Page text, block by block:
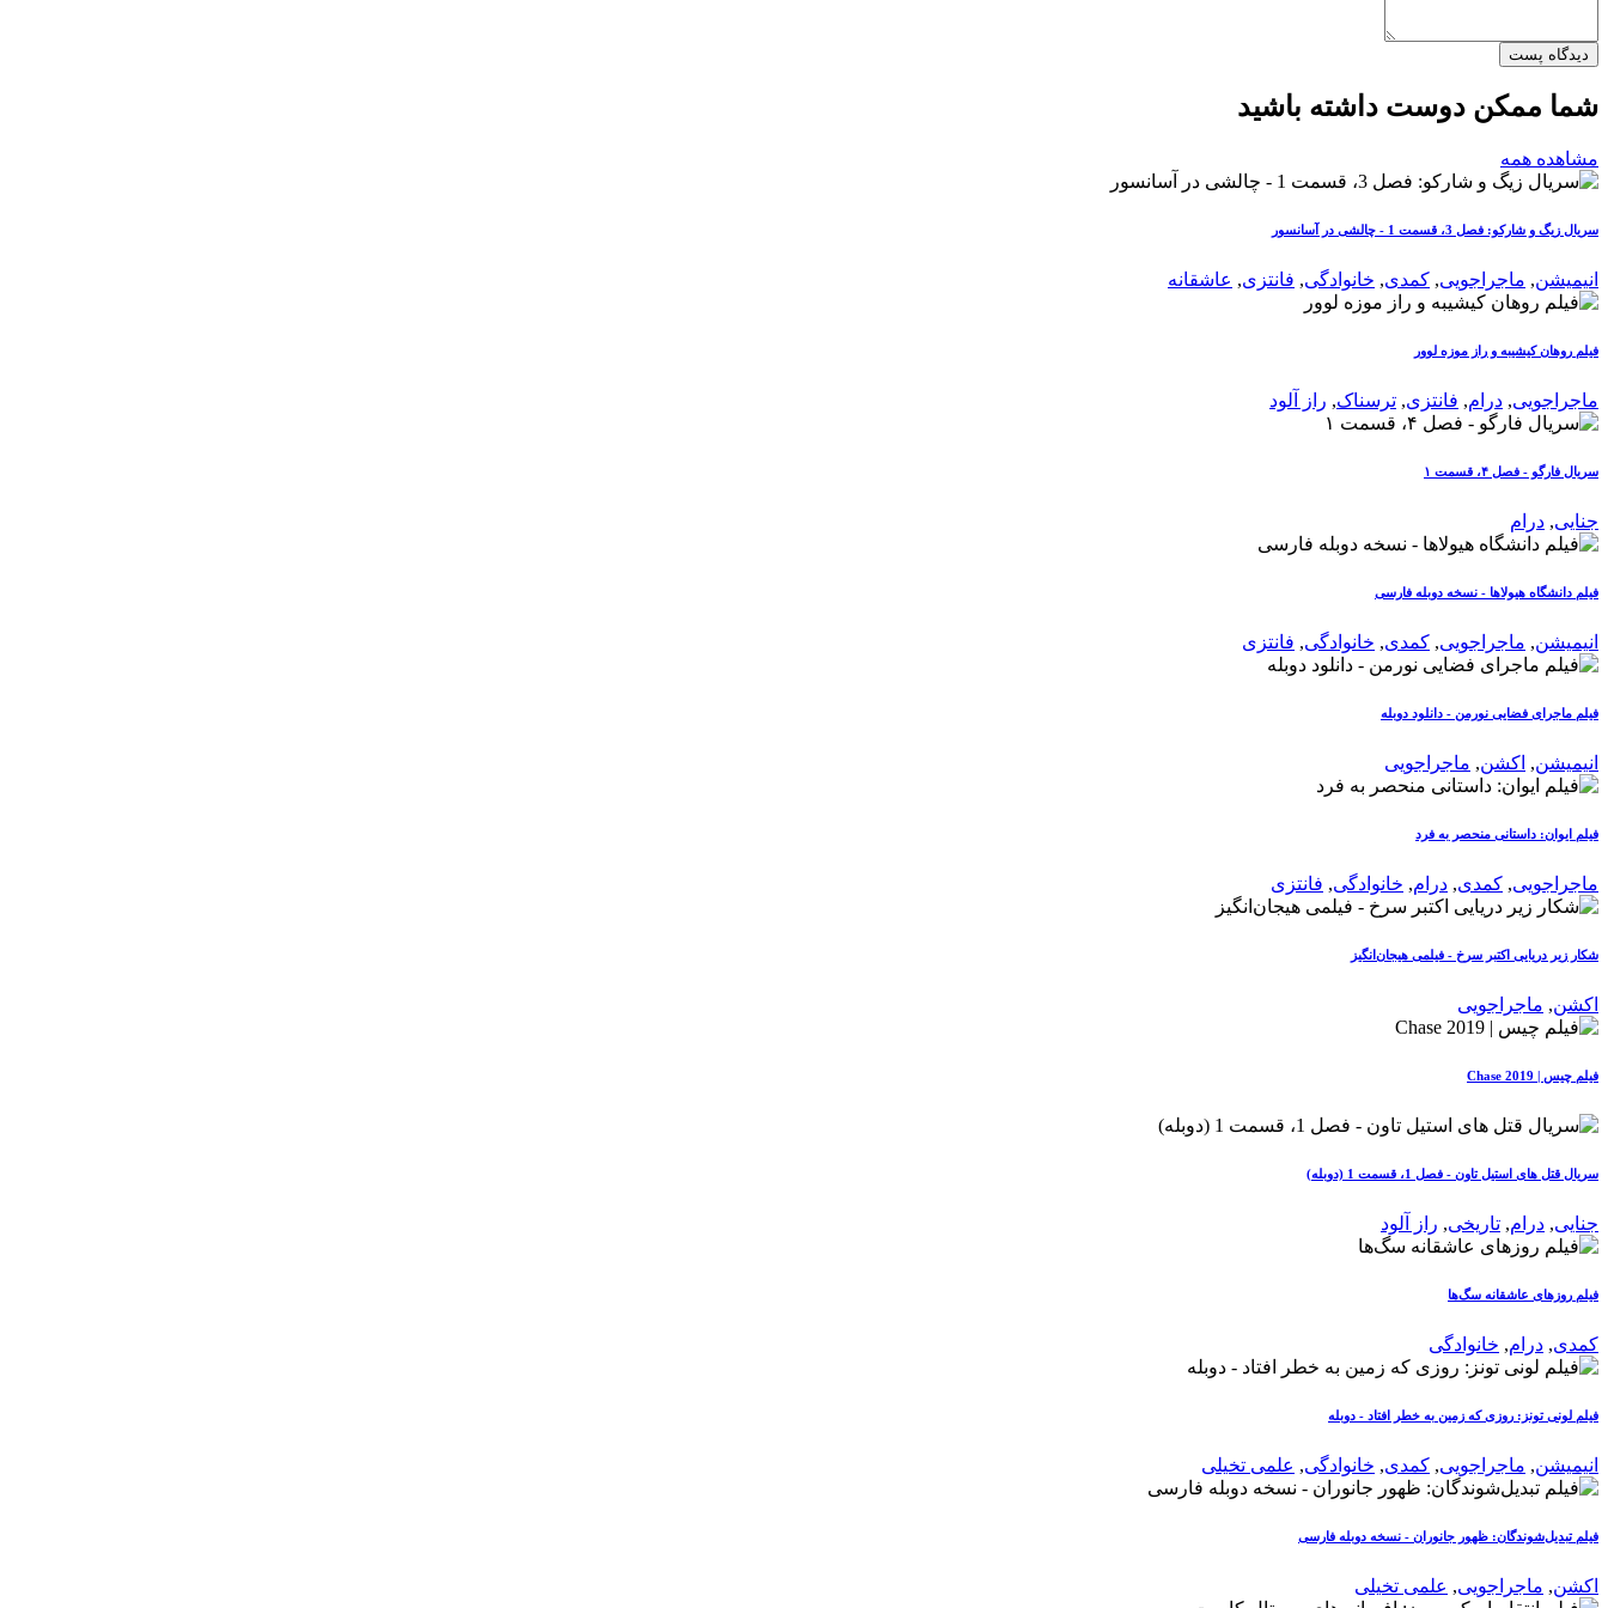
دیدگاه پست
شما ممکن دوست داشته باشید
مشاهده همه
سریال زیگ و شارکو: فصل 3، قسمت 1 - چالشی در آسانسور
انیمیشن, ماجراجویی, کمدی, خانوادگی, فانتزی, عاشقانه
فیلم روهان کیشیبه و راز موزه لوور
ماجراجویی, درام, فانتزی, ترسناک, راز آلود
سریال فارگو - فصل ۴، قسمت ۱
جنایی, درام
فیلم دانشگاه هیولاها - نسخه دوبله فارسی
انیمیشن, ماجراجویی, کمدی, خانوادگی, فانتزی
فیلم ماجرای فضایی نورمن - دانلود دوبله
انیمیشن, اکشن, ماجراجویی
فیلم ایوان: داستانی منحصر به فرد
ماجراجویی, کمدی, درام, خانوادگی, فانتزی
شکار زیر دریایی اکتبر سرخ - فیلمی هیجان‌انگیز
اکشن, ماجراجویی
فیلم چیس | Chase 2019
سریال قتل های استیل تاون - فصل 1، قسمت 1 (دوبله)
جنایی, درام, تاریخی, راز آلود
فیلم روزهای عاشقانه سگ‌ها
کمدی, درام, خانوادگی
فیلم لونی تونز: روزی که زمین به خطر افتاد - دوبله
انیمیشن, ماجراجویی, کمدی, خانوادگی, علمی تخیلی
فیلم تبدیل‌شوندگان: ظهور جانوران - نسخه دوبله فارسی
اکشن, ماجراجویی, علمی تخیلی